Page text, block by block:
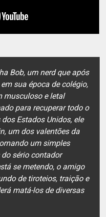
Bob, um nerd que após
sua época de colégio,
musculoso e letal
para recuperar todo o
Estados Unidos, ele
um dos valentões da
um simples
sério contador
se metendo, o amigo
de tiroteios, traição e
matá-los de diversas